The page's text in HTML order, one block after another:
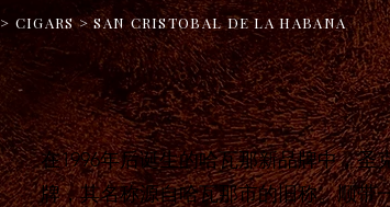
> CIGARS > SAN CRISTOBAL DE LA HABANA
在1996年后诞生的哈瓦那新品牌中，
牌，其名称源自哈瓦那市的旧称。顺